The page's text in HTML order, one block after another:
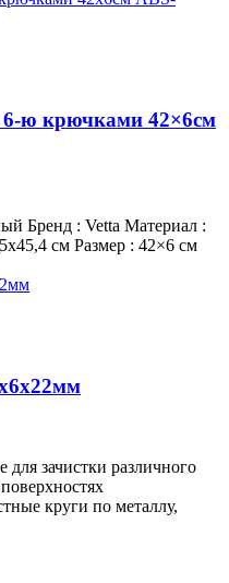
6-ю крючками 42×6см
Бренд : Vetta Материал :
см Размер : 42×6 см
зачистки различного
круги по металлу,